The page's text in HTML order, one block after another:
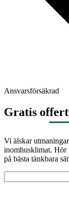
Ansvarsförsäkrad
Gratis
Vi älskar
inomhusklimat. Hör
på bästa tänkbara